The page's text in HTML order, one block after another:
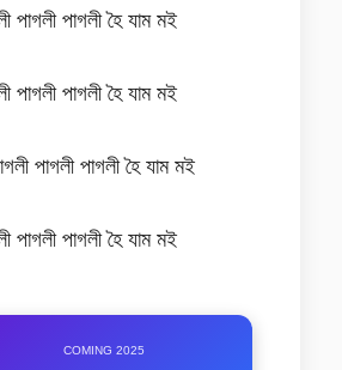
পাগলী পাগলী হৈ যাম মই
পাগলী পাগলী হৈ যাম মই
পাগলী পাগলী হৈ যাম মই
পাগলী পাগলী হৈ যাম মই
COMING 2025